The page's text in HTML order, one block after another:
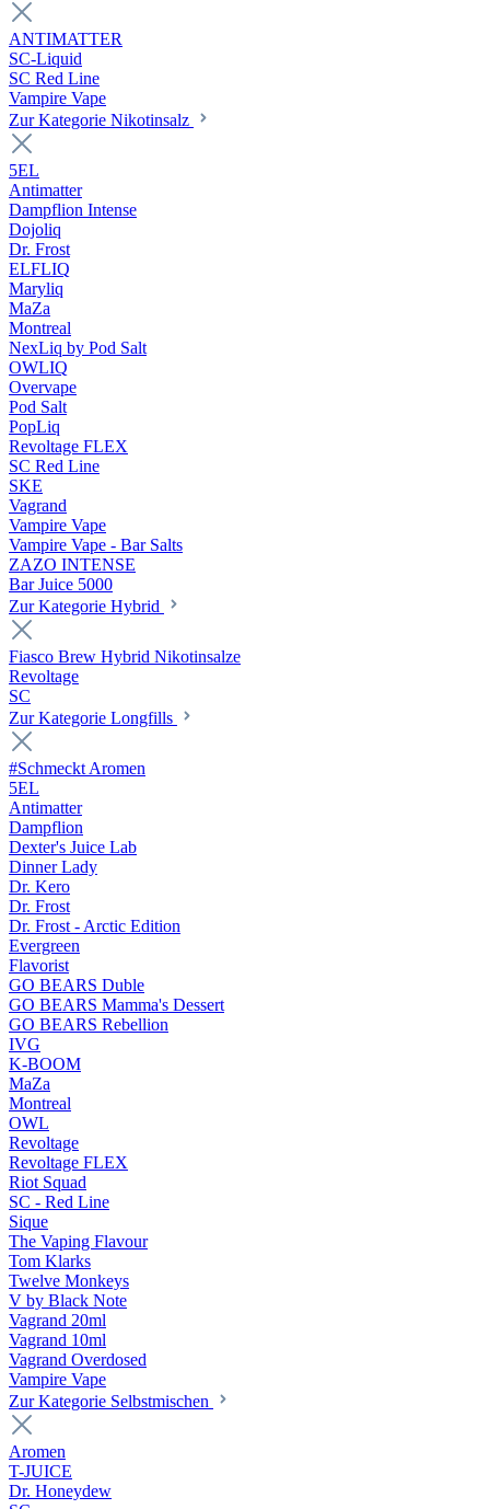
ANTIMATTER
SC-Liquid
SC Red Line
Vampire Vape
Zur Kategorie Nikotinsalz
5EL
Antimatter
Dampflion Intense
Dojoliq
Dr. Frost
ELFLIQ
Maryliq
MaZa
Montreal
NexLiq by Pod Salt
OWLIQ
Overvape
Pod Salt
PopLiq
Revoltage FLEX
SC Red Line
SKE
Vagrand
Vampire Vape
Vampire Vape - Bar Salts
ZAZO INTENSE
Bar Juice 5000
Zur Kategorie Hybrid
Fiasco Brew Hybrid Nikotinsalze
Revoltage
SC
Zur Kategorie Longfills
#Schmeckt Aromen
5EL
Antimatter
Dampflion
Dexter's Juice Lab
Dinner Lady
Dr. Kero
Dr. Frost
Dr. Frost - Arctic Edition
Evergreen
Flavorist
GO BEARS Duble
GO BEARS Mamma's Dessert
GO BEARS Rebellion
IVG
K-BOOM
MaZa
Montreal
OWL
Revoltage
Revoltage FLEX
Riot Squad
SC - Red Line
Sique
The Vaping Flavour
Tom Klarks
Twelve Monkeys
V by Black Note
Vagrand 20ml
Vagrand 10ml
Vagrand Overdosed
Vampire Vape
Zur Kategorie Selbstmischen
Aromen
T-JUICE
Dr. Honeydew